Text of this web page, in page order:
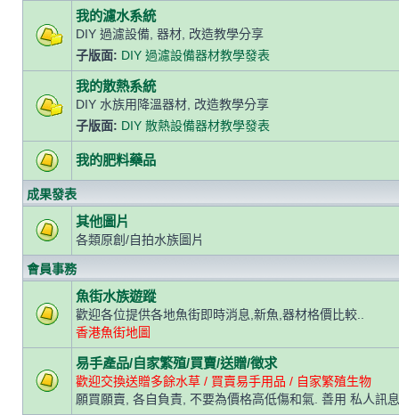
我的濾水系統
DIY 過濾設備, 器材, 改造教學分享
子版面: DIY 過濾設備器材教學發表
我的散熱系統
DIY 水族用降溫器材, 改造教學分享
子版面: DIY 散熱設備器材教學發表
我的肥料藥品
成果發表
其他圖片
各類原創/自拍水族圖片
會員事務
魚街水族遊蹤
歡迎各位提供各地魚街即時消息,新魚,器材格價比較..
香港魚街地圖
易手產品/自家繁殖/買賣/送贈/徵求
歡迎交換送贈多餘水草 / 買賣易手用品 / 自家繁殖生物
願買願賣, 各自負責, 不要為價格高低傷和氣. 善用 私人訊